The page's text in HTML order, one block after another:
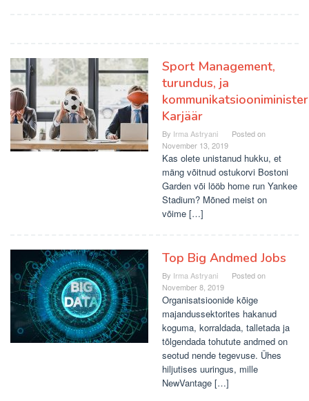
Sport Management,
turundus, ja
kommunikatsiooniminister
Karjäär
By Irma Astryani
Posted on
November 13, 2019
Kas olete unistanud hukku, et
mäng võitnud ostukorvi Bostoni
Garden või lööb home run Yankee
Stadium? Mõned meist on
võime […]
Top Big Andmed Jobs
By Irma Astryani
Posted on
November 8, 2019
Organisatsioonide kõige
majandussektorites hakanud
koguma, korraldada, talletada ja
tõlgendada tohutute andmed on
seotud nende tegevuse. Ühes
hiljutises uuringus, mille
NewVantage […]